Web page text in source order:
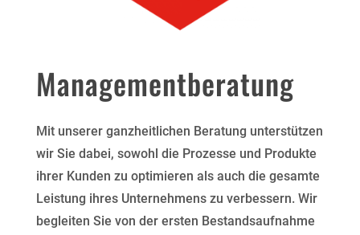
Managementberatung
Mit unserer ganzheitlichen Beratung unterstützen
wir Sie dabei, sowohl die Prozesse und Produkte
ihrer Kunden zu optimieren als auch die gesamte
Leistung ihres Unternehmens zu verbessern. Wir
begleiten Sie von der ersten Bestandsaufnahme